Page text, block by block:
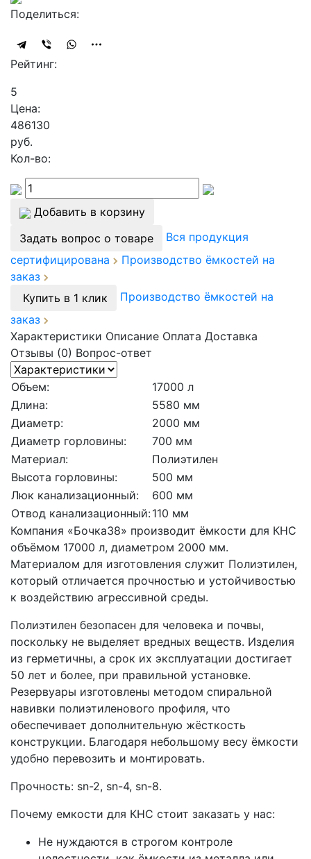
Поделиться:
Рейтинг:
5
Цена:
486130
руб.
Кол-во:
Добавить в корзину
Задать вопрос о товаре
Вся продукция
сертифицирована
Производство ёмкостей на
заказ
Купить в 1 клик
Производство ёмкостей на
заказ
Характеристики Описание Оплата Доставка
Отзывы (0) Вопрос-ответ
Объем:
17000 л
Длина:
5580 мм
Диаметр:
2000 мм
Диаметр горловины:
700 мм
Материал:
Полиэтилен
Высота горловины:
500 мм
Люк канализационный:
600 мм
Отвод канализационный:110 мм
Компания «Бочка38» производит ёмкости для КНС
объёмом 17000 л, диаметром 2000 мм.
Материалом для изготовления служит Полиэтилен,
который отличается прочностью и устойчивостью
к воздействию агрессивной среды.
Полиэтилен безопасен для человека и почвы,
поскольку не выделяет вредных веществ. Изделия
из герметичны, а срок их эксплуатации достигает
50 лет и более, при правильной установке.
Резервуары изготовлены методом спиральной
навивки полиэтиленового профиля, что
обеспечивает дополнительную жёсткость
конструкции. Благодаря небольшому весу ёмкости
удобно перевозить и монтировать.
Прочность: sn-2, sn-4, sn-8.
Почему емкости для КНС стоит заказать у нас:
Не нуждаются в строгом контроле